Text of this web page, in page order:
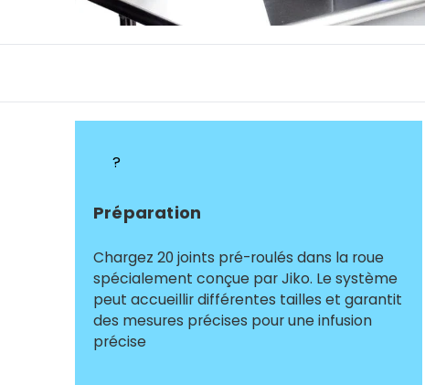
?
Préparation
Chargez 20 joints pré-roulés dans la roue
spécialement conçue par Jiko. Le système
peut accueillir différentes tailles et garantit
des mesures précises pour une infusion
précise